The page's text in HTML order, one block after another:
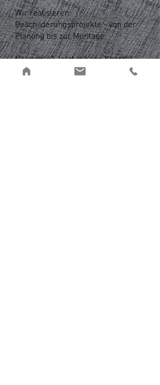
Wir realisieren
Beschilderungsprojekte - von der
Planung bis zurMontage.
Neugierig? Jetzt mit unsKontakt
aufnehmen